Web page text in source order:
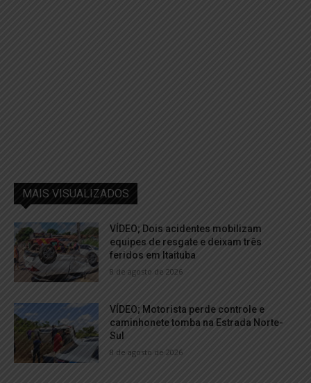
MAIS VISUALIZADOS
VÍDEO; Dois acidentes mobilizam
equipes de resgate e deixam três
feridos em Itaituba
8 de agosto de 2026
VÍDEO; Motorista perde controle e
caminhonete tomba na Estrada Norte-
Sul
8 de agosto de 2026